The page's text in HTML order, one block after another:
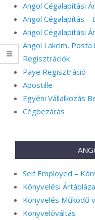
Angol Cégalapítási
Angol Cégalapítás –
Angol Cégalapítási
Angol Lakcím, Posta
Regisztrációk
Paye Regisztráció
Apostille
Egyéni Vállalkozás
Cégbezárás
Self Employed –
Könyvelési
Könyvelés Működő
Könyvelőváltás